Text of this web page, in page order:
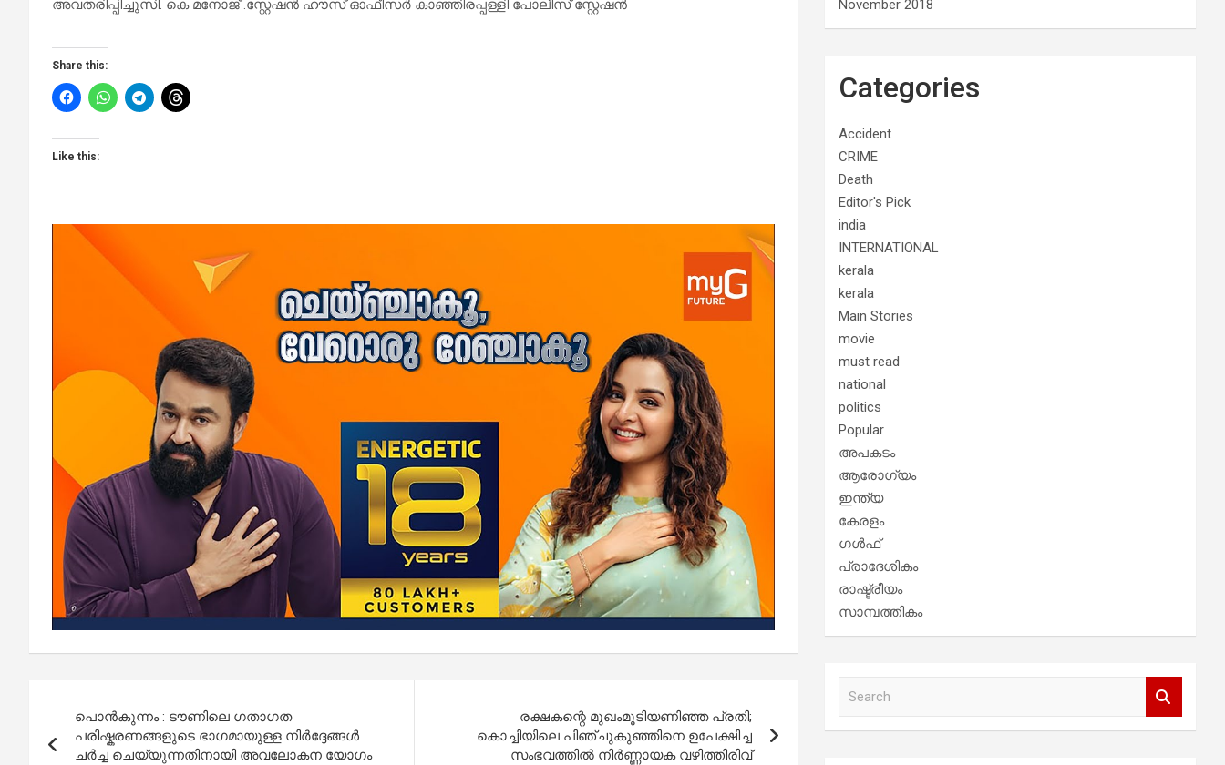
അവതരിപ്പിച്ചുസി. കെ മനോജ് .സ്റ്റേഷൻ ഹൗസ് ഓഫീസർ കാഞ്ഞിരപ്പള്ളി പോലീസ് സ്റ്റേഷൻ
Share this:
Like this:
navigation
പൊൻകുന്നം : ടൗണിലെ ഗതാഗത
പരിഷ്കരണങ്ങളുടെ ഭാഗമായുള്ള നിർദ്ദേങ്ങൾ
ചർച്ച ചെയ്യുന്നതിനായി അവലോകന യോഗം
രക്ഷകന്റെ മുഖംമൂടിയണിഞ്ഞ പ്രതി;
കൊച്ചിയിലെ പിഞ്ചുകുഞ്ഞിനെ ഉപേക്ഷിച്ച
സംഭവത്തിൽ നിർണ്ണായക വഴിത്തിരിവ്​
November 2018
Categories
Accident
CRIME
Death
Editor's Pick
india
INTERNATIONAL
kerala
kerala
Main Stories
movie
must read
national
politics
Popular
അപകടം
ആരോഗ്യം
ഇന്ത്യ
കേരളം
ഗൾഫ്
പ്രാദേശികം
രാഷ്ട്രീയം
സാമ്പത്തികം